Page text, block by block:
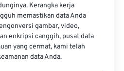
Kerangka kerja
memastikan data Anda
gambar, video,
enkripsi canggih, pusat data
yang cermat, kami telah
data Anda.